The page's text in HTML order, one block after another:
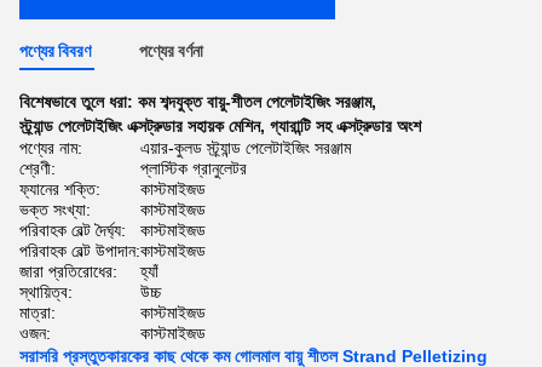
পণ্যের বিবরণ পণ্যের বর্ণনা
বিশেষভাবে তুলে ধরা: কম শব্দযুক্ত বায়ু-শীতল পেলেটাইজিং সরঞ্জাম,
স্ট্র্যান্ড পেলেটাইজিং এক্সট্রুডার সহায়ক মেশিন, গ্যারান্টি সহ এক্সট্রুডার অংশ
পণ্যের নাম:
এয়ার-কুলড স্ট্র্যান্ড পেলেটাইজিং সরঞ্জাম
শ্রেণী:
প্লাস্টিক গ্রানুলেটর
ফ্যানের শক্তি:
কাস্টমাইজড
ভক্ত সংখ্যা:
কাস্টমাইজড
পরিবাহক বেল্ট দৈর্ঘ্য:
কাস্টমাইজড
পরিবাহক বেল্ট উপাদান:কাস্টমাইজড
জারা প্রতিরোধের:
হ্যাঁ
স্থায়িত্ব:
উচ্চ
মাত্রা:
কাস্টমাইজড
ওজন:
কাস্টমাইজড
সরাসরি প্রস্তুতকারকের কাছ থেকে কম গোলমাল বায়ু শীতল Strand Pelletizing